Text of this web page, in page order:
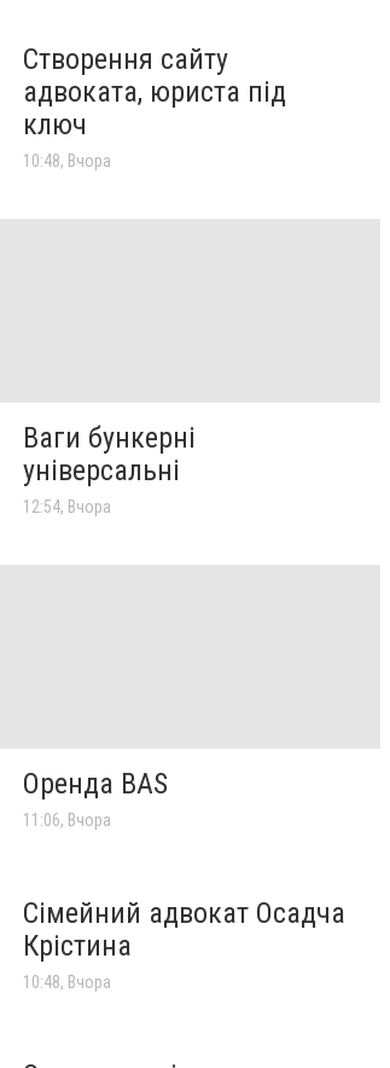
Створення сайту
адвоката, юриста під
ключ
10:48, Вчора
Ваги бункерні
універсальні
12:54, Вчора
Оренда BAS
11:06, Вчора
Сімейний адвокат Осадча
Крістина
10:48, Вчора